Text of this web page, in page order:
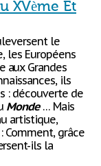
XVème Et
le
les Européens
aux Grandes
ils
: découverte de
Monde… Mais
artistique,
grâce
ils la